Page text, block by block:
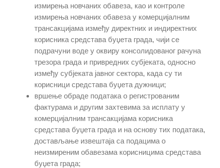
измирења новчаних обавеза, као и контроле
измирења новчаних обавеза у комерцијалним
трансакцијама између директних и индиректних
корисника средстава буџета града, чији се
подрачуни воде у оквиру консолидованог рачуна
трезора града и привредних субјеката, односно
између субјеката јавног сектора, када су ти
корисници средстава буџета дужници;
вршење обраде података о регистрованим
фактурама и другим захтевима за исплату у
комерцијалним трансакцијама корисника
средстава буџета града и на основу тих података,
достављање извештаја са подацима о
неизмиреним обавезама корисницима средстава
буџета града;